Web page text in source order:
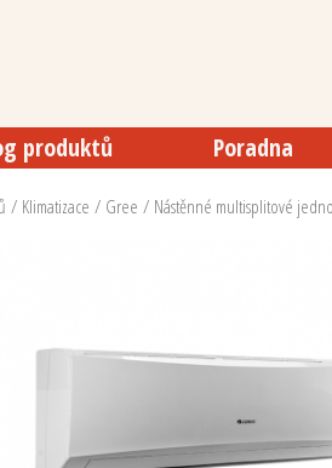
produktů Poradna
/ Klimatizace / Gree / Nástěnné multisplitové